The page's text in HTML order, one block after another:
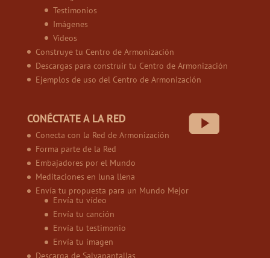
Testimonios
Imágenes
Vídeos
Construye tu Centro de Armonización
Descargas para construir tu Centro de Armonización
Ejemplos de uso del Centro de Armonización
CONÉCTATE A LA RED
Conecta con la Red de Armonización
Forma parte de la Red
Embajadores por el Mundo
Meditaciones en luna llena
Envía tu propuesta para un Mundo Mejor
Envía tu vídeo
Envía tu canción
Envía tu testimonio
Envía tu imagen
Descarga de Salvapantallas